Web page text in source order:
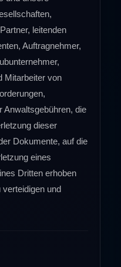
leitenden
Auftragnehmer,
Mitarbeiter von
Anwaltsgebühren, die
dieser
Dokumente, auf die
eines
Dritten erhoben
und